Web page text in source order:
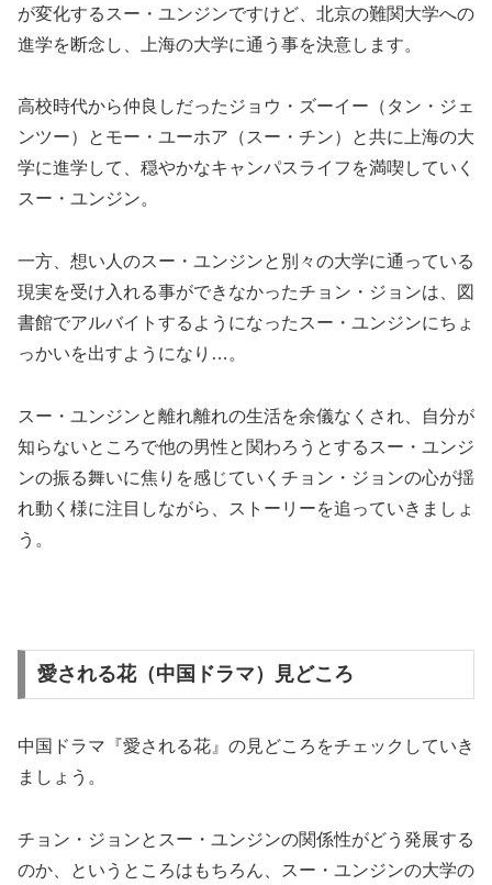
が変化するスー・ユンジンですけど、北京の難関大学への
進学を断念し、上海の大学に通う事を決意します。
高校時代から仲良しだったジョウ・ズーイー（タン・ジェ
ンツー）とモー・ユーホア（スー・チン）と共に上海の大
学に進学して、穏やかなキャンパスライフを満喫していく
スー・ユンジン。
一方、想い人のスー・ユンジンと別々の大学に通っている
現実を受け入れる事ができなかったチョン・ジョンは、図
書館でアルバイトするようになったスー・ユンジンにちょ
っかいを出すようになり…。
スー・ユンジンと離れ離れの生活を余儀なくされ、自分が
知らないところで他の男性と関わろうとするスー・ユンジ
ンの振る舞いに焦りを感じていくチョン・ジョンの心が揺
れ動く様に注目しながら、ストーリーを追っていきましょ
う。
愛される花（中国ドラマ）見どころ
中国ドラマ『愛される花』の見どころをチェックしていき
ましょう。
チョン・ジョンとスー・ユンジンの関係性がどう発展する
のか、というところはもちろん、スー・ユンジンの大学の